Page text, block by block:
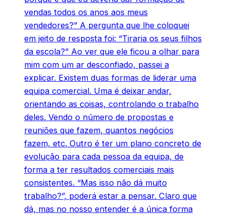
vendas todos os anos aos meus
vendedores?” A pergunta que lhe coloquei
em jeito de resposta foi: “Tiraria os seus filhos
da escola?” Ao ver que ele ficou a olhar para
mim com um ar desconfiado, passei a
explicar. Existem duas formas de liderar uma
equipa comercial. Uma é deixar andar,
orientando as coisas, controlando o trabalho
deles. Vendo o número de propostas e
reuniões que fazem, quantos negócios
fazem, etc. Outro é ter um plano concreto de
evolução para cada pessoa da equipa, de
forma a ter resultados comerciais mais
consistentes. “Mas isso não dá muito
trabalho?”, poderá estar a pensar. Claro que
dá, mas no nosso entender é a única forma